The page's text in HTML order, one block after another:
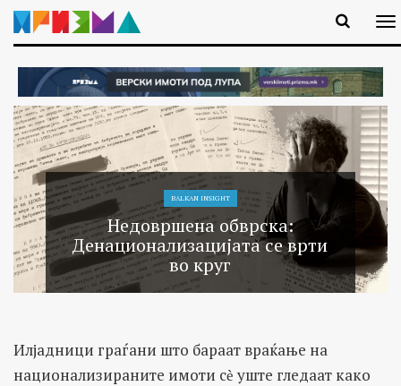
BALKAN INSIGHT
Недовршена обврска:
Денационализацијата се врти
во круг
Илјадници граѓани што бараат враќање на
национализираните имоти сѐ уште гледаат како